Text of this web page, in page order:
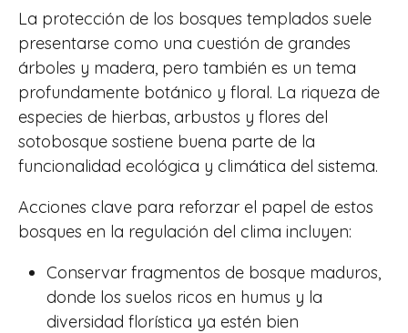
La protección de los bosques templados suele
presentarse como una cuestión de grandes
árboles y madera, pero también es un tema
profundamente botánico y floral. La riqueza de
especies de hierbas, arbustos y flores del
sotobosque sostiene buena parte de la
funcionalidad ecológica y climática del sistema.
Acciones clave para reforzar el papel de estos
bosques en la regulación del clima incluyen:
Conservar fragmentos de bosque maduros,
donde los suelos ricos en humus y la
diversidad florística ya estén bien